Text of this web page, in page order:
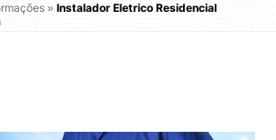
» Instalador Eletrico Residencial